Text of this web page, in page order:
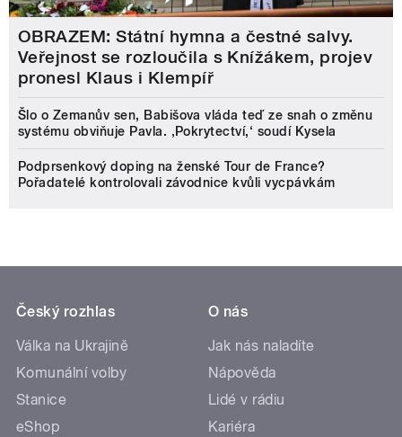
OBRAZEM: Státní hymna a čestné salvy.
Veřejnost se rozloučila s Knížákem, projev
pronesl Klaus i Klempíř
Šlo o Zemanův sen, Babišova vláda teď ze snah o změnu
systému obviňuje Pavla. ‚Pokrytectví,‘ soudí Kysela
Podprsenkový doping na ženské Tour de France?
Pořadatelé kontrolovali závodnice kvůli vycpávkám
Český rozhlas
Válka na Ukrajině
Komunální volby
Stanice
eShop
O nás
Jak nás naladíte
Nápověda
Lidé v rádiu
Kariéra